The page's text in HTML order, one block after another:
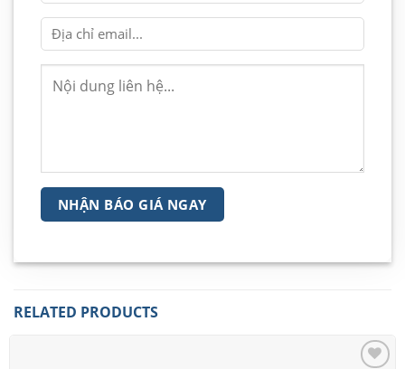
RELATED PRODUCTS